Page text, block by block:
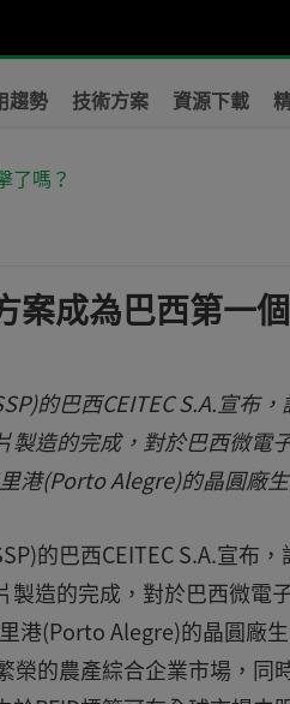
趨勢 技術方案 資源下載
了嗎？
案成為巴西第一
的巴西CEITEC S.A.宣布
製造的完成，對於巴西微電
港(Porto Alegre)的晶圓廠
的巴西CEITEC S.A.宣布
造的完成，對於巴西微電
港(Porto Alegre)的晶圓廠
榮的農產綜合企業市場，